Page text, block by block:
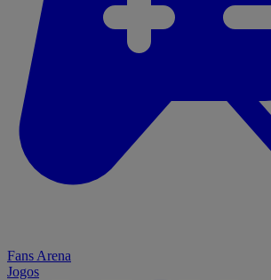
Fans Arena
Jogos